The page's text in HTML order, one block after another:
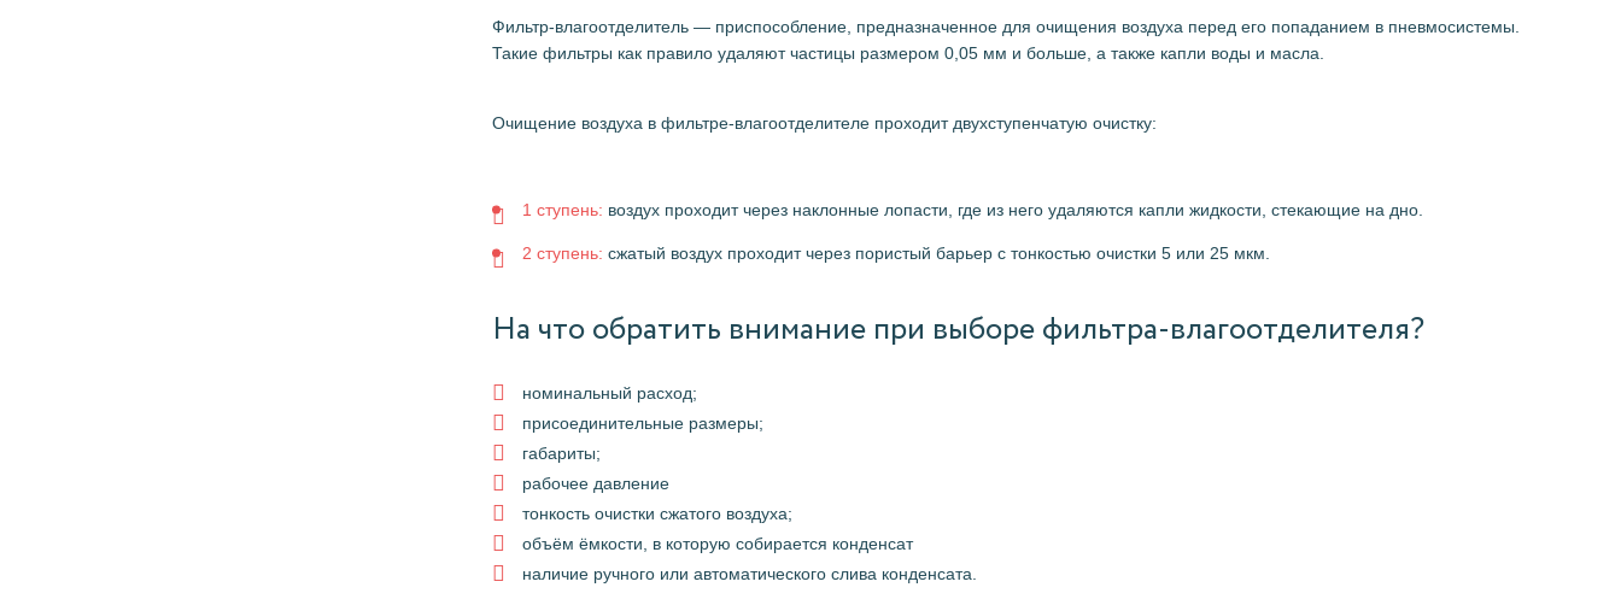
Фильтр-влагоотделитель — приспособление, предназначенное для очищения воздуха перед его попаданием в пневмосистемы.
Такие фильтры как правило удаляют частицы размером 0,05 мм и больше, а также капли воды и масла.
Очищение воздуха в фильтре-влагоотделителе проходит двухступенчатую очистку:
1 ступень: воздух проходит через наклонные лопасти, где из него удаляются капли жидкости, стекающие на дно.
2 ступень: сжатый воздух проходит через пористый барьер с тонкостью очистки 5 или 25 мкм.
На что обратить внимание при выборе фильтра-влагоотделителя?
номинальный расход;
присоединительные размеры;
габариты;
рабочее давление
тонкость очистки сжатого воздуха;
объём ёмкости, в которую собирается конденсат
наличие ручного или автоматического слива конденсата.